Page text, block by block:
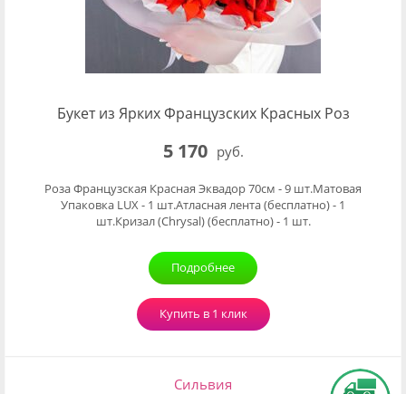
Букет из Ярких Французских Красных Роз
5 170 руб.
Роза Французская Красная Эквадор 70см - 9 шт.Матовая
Упаковка LUX - 1 шт.Атласная лента (бесплатно) - 1
шт.Кризал (Chrysal) (бесплатно) - 1 шт.
Подробнее
Купить в 1 клик
Сильвия